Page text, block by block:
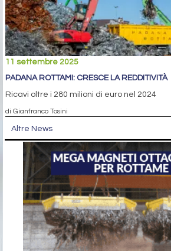
11 settembre 2025
PADANA ROTTAMI: CRESCE LA REDDITIVITÀ
Ricavi oltre i 280 milioni di euro nel 2024
di Gianfranco Tosini
Altre News